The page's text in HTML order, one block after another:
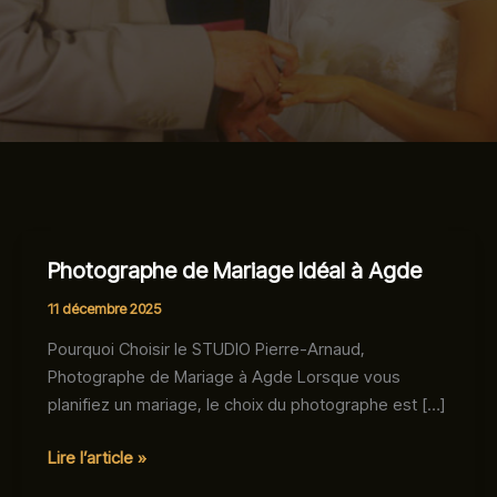
Photographe de Mariage Idéal à Agde
11 décembre 2025
Pourquoi Choisir le STUDIO Pierre-Arnaud,
Photographe de Mariage à Agde Lorsque vous
planifiez un mariage, le choix du photographe est […]
Photographe
Lire l’article »